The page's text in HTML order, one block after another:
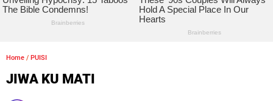
Home / PUISI
JIWA KU MATI